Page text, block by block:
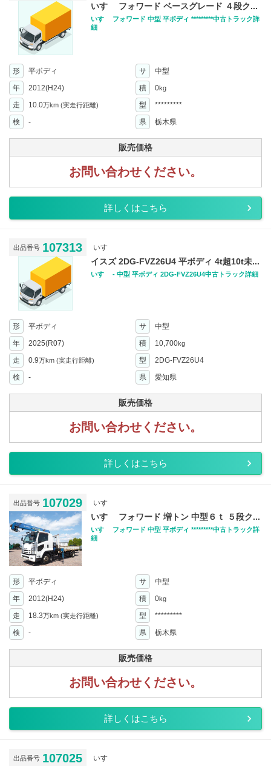
いすゞ フォワード ベースグレード ４段ク...
いすゞ フォワード 中型 平ボディ *********中古トラック詳
細
形 平ボディ サ
中型
年
2012(H24) 積 0kg
走 10.0万km (実走行距離) 型
*********
検
- 県 栃木県
販売価格
お問い合わせください。
詳しくはこちら
出品番号 107313 いすゞ
イスズ 2DG-FVZ26U4 平ボディ 4t超10t未...
いすゞ - 中型 平ボディ 2DG-FVZ26U4中古トラック詳細
形 平ボディ サ
中型
年
2025(R07) 積 10,700kg
走 0.9万km (実走行距離) 型
2DG-FVZ26U4
検
- 県 愛知県
販売価格
お問い合わせください。
詳しくはこちら
出品番号 107029 いすゞ
いすゞ フォワード 増トン 中型６ｔ ５段ク...
いすゞ フォワード 中型 平ボディ *********中古トラック詳
細
形 平ボディ サ
中型
年
2012(H24) 積 0kg
走 18.3万km (実走行距離) 型
*********
検
- 県 栃木県
販売価格
お問い合わせください。
詳しくはこちら
出品番号 107025 いすゞ